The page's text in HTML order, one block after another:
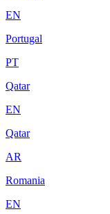
EN
Portugal
PT
Qatar
EN
Qatar
AR
Romania
EN